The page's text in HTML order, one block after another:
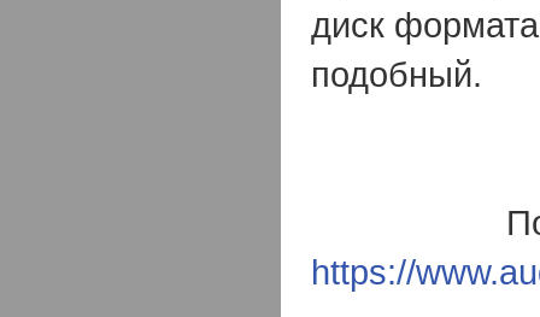
диск
подобный.
https://